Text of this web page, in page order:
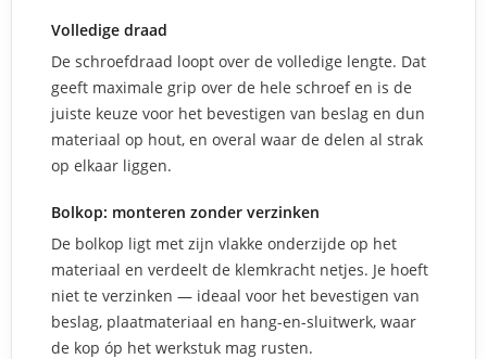
Volledige draad
De schroefdraad loopt over de volledige lengte. Dat
geeft maximale grip over de hele schroef en is de
juiste keuze voor het bevestigen van beslag en dun
materiaal op hout, en overal waar de delen al strak
op elkaar liggen.
Bolkop: monteren zonder verzinken
De bolkop ligt met zijn vlakke onderzijde op het
materiaal en verdeelt de klemkracht netjes. Je hoeft
niet te verzinken — ideaal voor het bevestigen van
beslag, plaatmateriaal en hang-en-sluitwerk, waar
de kop óp het werkstuk mag rusten.